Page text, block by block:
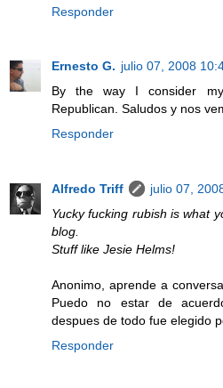
Responder
Ernesto G. julio 07, 2008
By the way I consider
Republican. Saludos y nos
Responder
Alfredo Triff
julio 07,
Yucky fucking rubish is what
blog.
Stuff like Jesie Helms!
Anonimo, aprende a
Puedo no estar de
despues de todo fue elegido
Responder